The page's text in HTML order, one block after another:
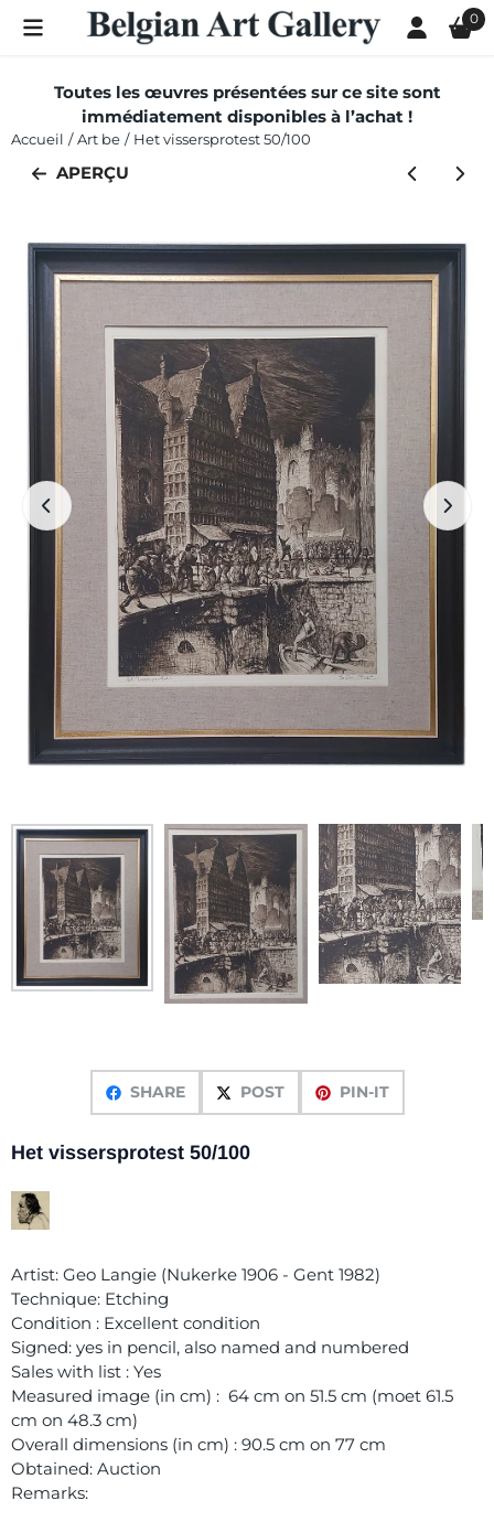
Les préférences de cookies sont actuellement fermées. 0
Toutes les œuvres présentées sur ce site sont
immédiatement disponibles à l’achat !
Accueil / Art be / Het vissersprotest 50/100
APERÇU
SHARE POST PIN-IT
Het vissersprotest 50/100
Artist: Geo Langie (Nukerke 1906 - Gent 1982)
Technique: Etching
Condition : Excellent condition
Signed: yes in pencil, also named and numbered
Sales with list : Yes
Measured image (in cm) : 64 cm on 51.5 cm (moet 61.5
cm on 48.3 cm)
Overall dimensions (in cm) : 90.5 cm on 77 cm
Obtained: Auction
Remarks: